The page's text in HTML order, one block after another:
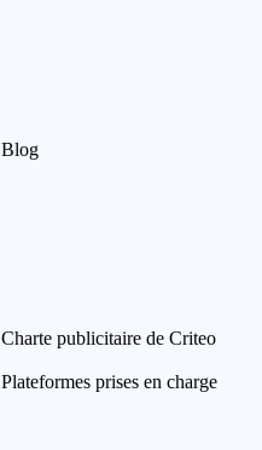
Blog
Charte publicitaire de Criteo
Plateformes prises en charge